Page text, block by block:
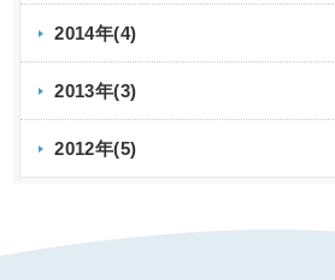
2014年(4)
2013年(3)
2012年(5)